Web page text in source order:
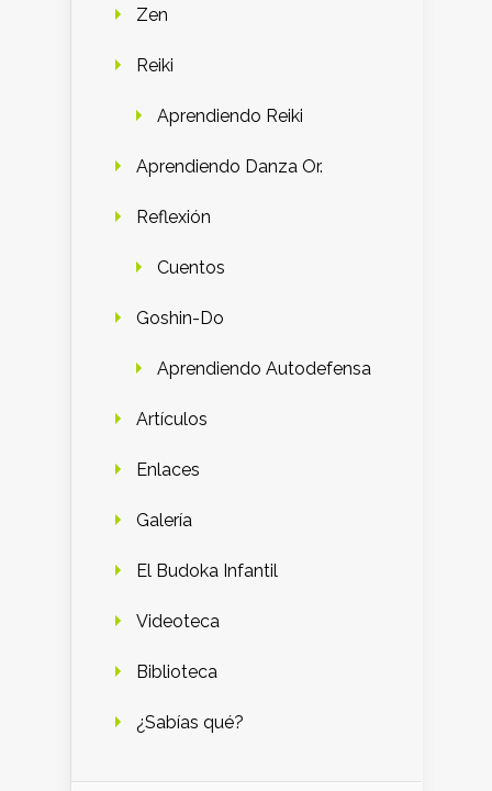
Zen
Reiki
Aprendiendo Reiki
Aprendiendo Danza Or.
Reflexión
Cuentos
Goshin-Do
Aprendiendo Autodefensa
Artículos
Enlaces
Galería
El Budoka Infantil
Videoteca
Biblioteca
¿Sabías qué?